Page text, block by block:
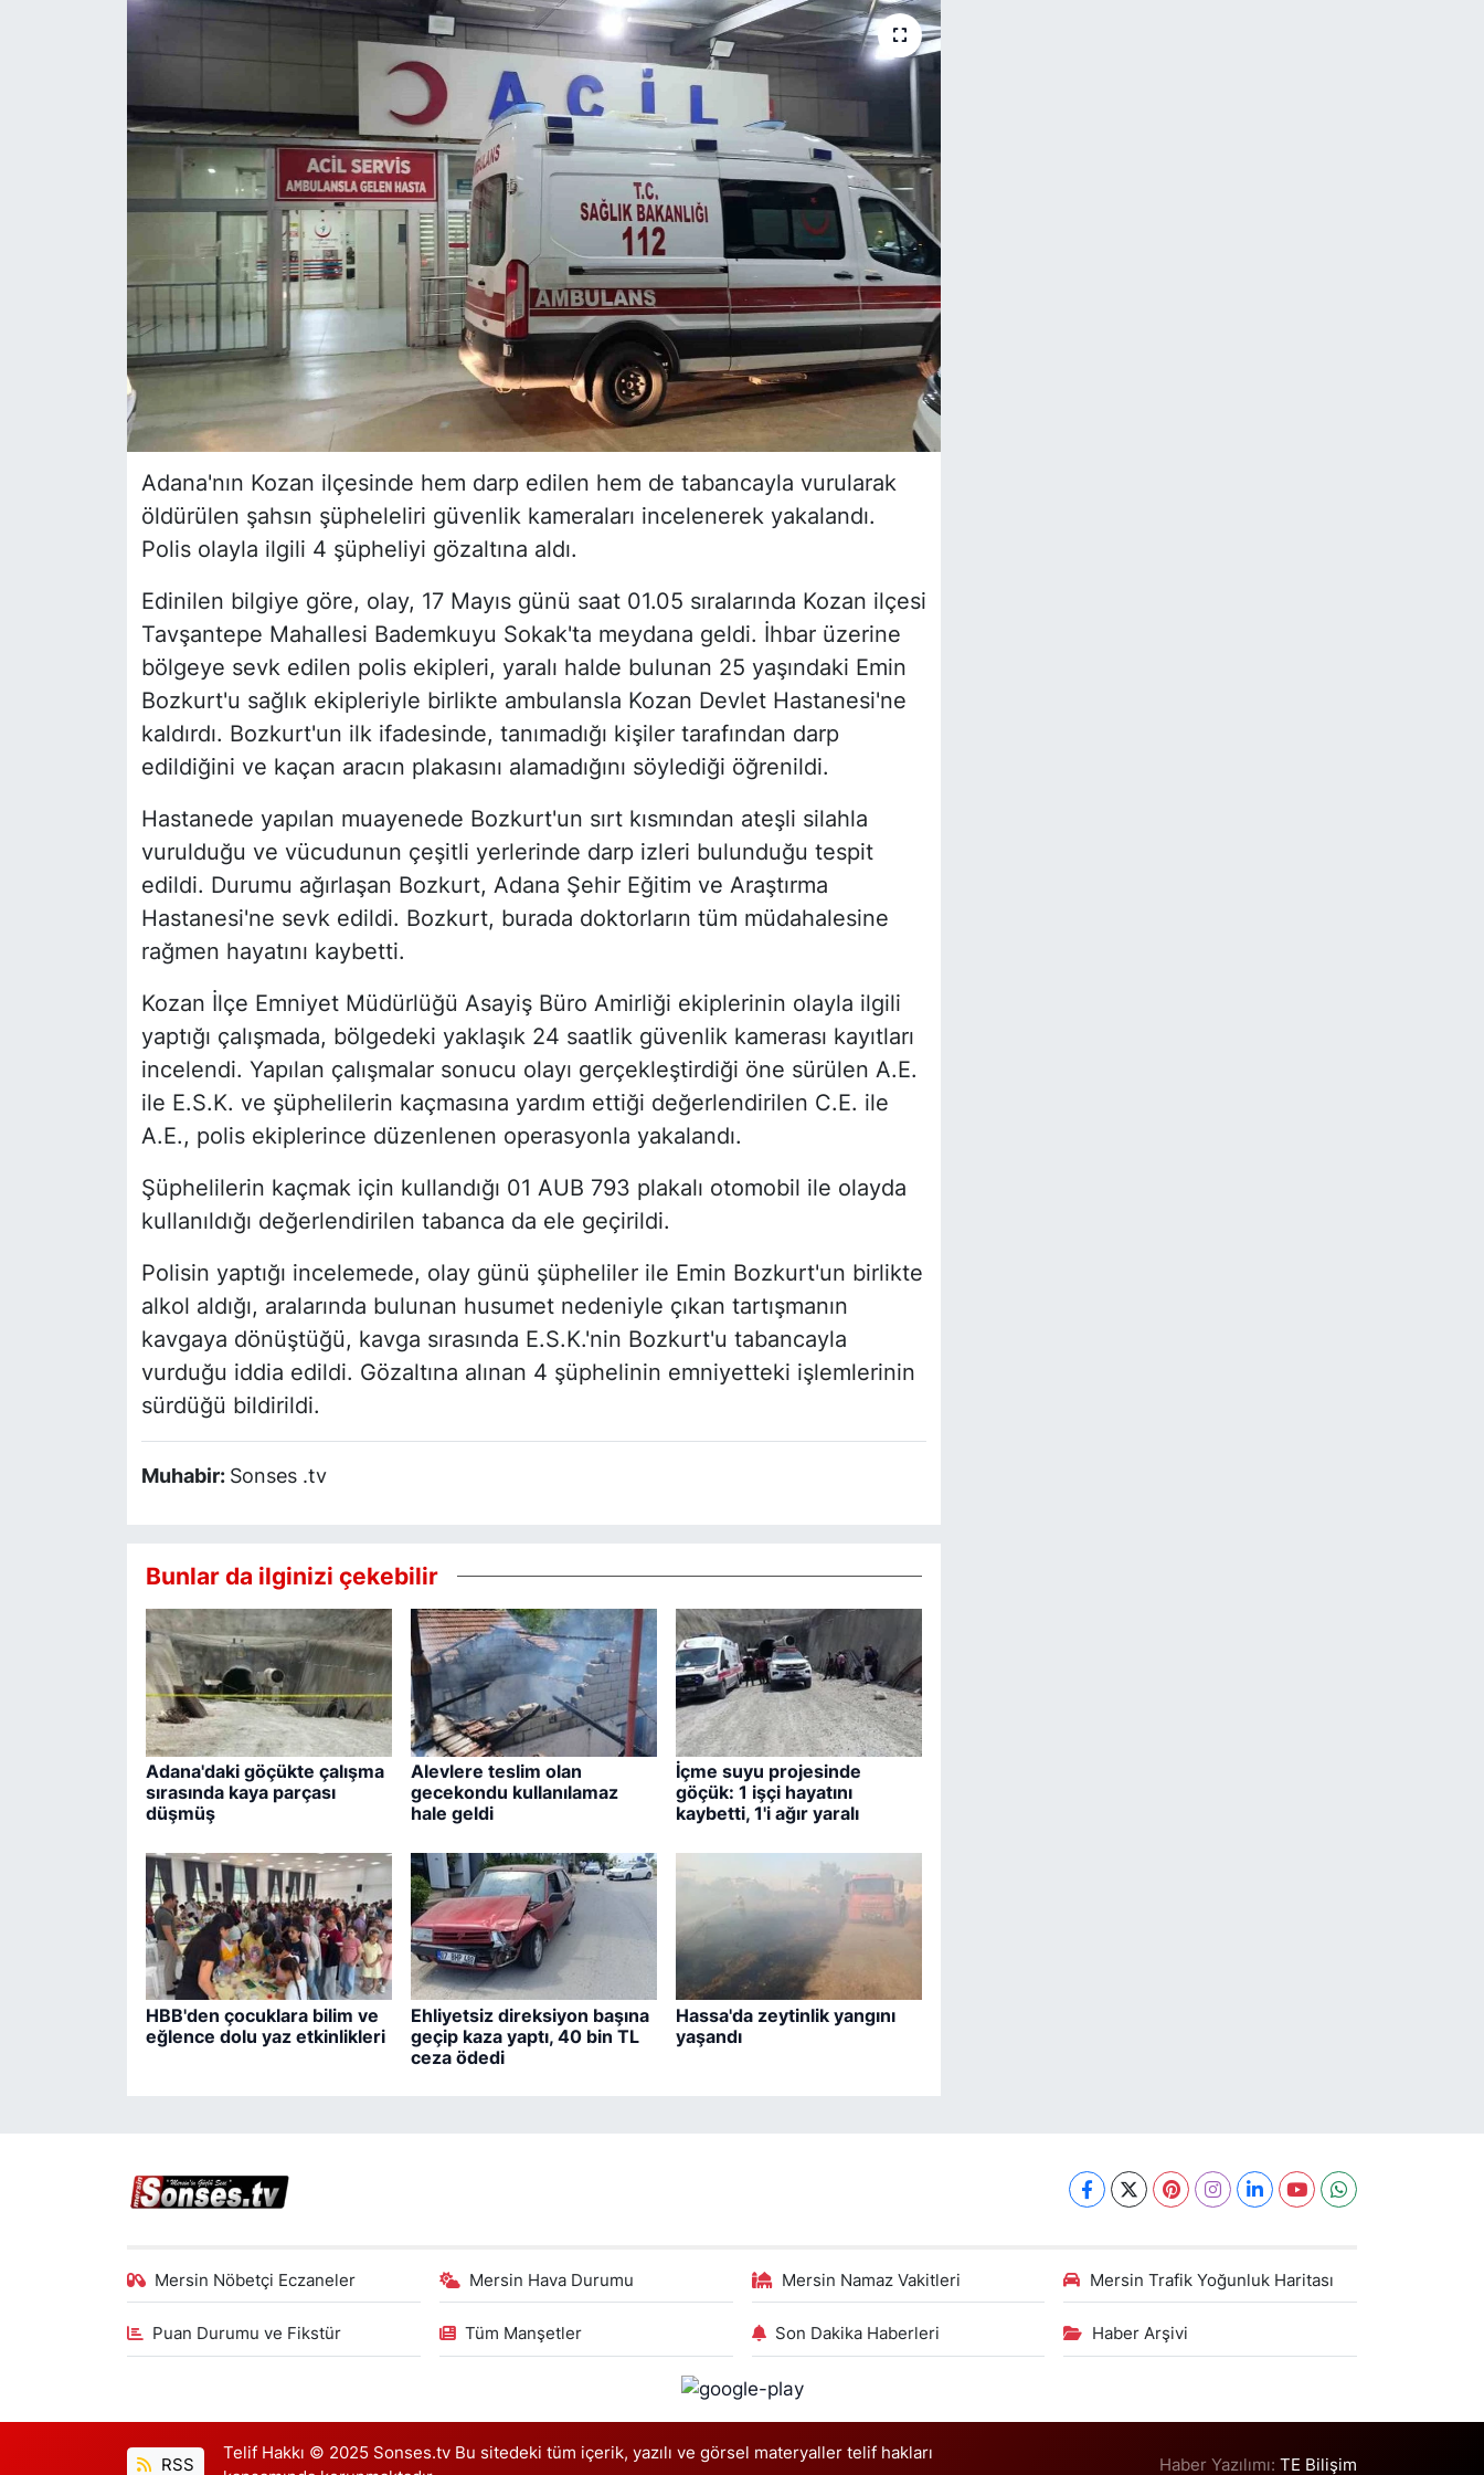
Adana'nın Kozan ilçesinde hem darp edilen hem de tabancayla vurularak
öldürülen şahsın şüpheleliri güvenlik kameraları incelenerek yakalandı.
Polis olayla ilgili 4 şüpheliyi gözaltına aldı.
Edinilen bilgiye göre, olay, 17 Mayıs günü saat 01.05 sıralarında Kozan ilçesi
Tavşantepe Mahallesi Bademkuyu Sokak'ta meydana geldi. İhbar üzerine
bölgeye sevk edilen polis ekipleri, yaralı halde bulunan 25 yaşındaki Emin
Bozkurt'u sağlık ekipleriyle birlikte ambulansla Kozan Devlet Hastanesi'ne
kaldırdı. Bozkurt'un ilk ifadesinde, tanımadığı kişiler tarafından darp
edildiğini ve kaçan aracın plakasını alamadığını söylediği öğrenildi.
Hastanede yapılan muayenede Bozkurt'un sırt kısmından ateşli silahla
vurulduğu ve vücudunun çeşitli yerlerinde darp izleri bulunduğu tespit
edildi. Durumu ağırlaşan Bozkurt, Adana Şehir Eğitim ve Araştırma
Hastanesi'ne sevk edildi. Bozkurt, burada doktorların tüm müdahalesine
rağmen hayatını kaybetti.
Kozan İlçe Emniyet Müdürlüğü Asayiş Büro Amirliği ekiplerinin olayla ilgili
yaptığı çalışmada, bölgedeki yaklaşık 24 saatlik güvenlik kamerası kayıtları
incelendi. Yapılan çalışmalar sonucu olayı gerçekleştirdiği öne sürülen A.E.
ile E.S.K. ve şüphelilerin kaçmasına yardım ettiği değerlendirilen C.E. ile
A.E., polis ekiplerince düzenlenen operasyonla yakalandı.
Şüphelilerin kaçmak için kullandığı 01 AUB 793 plakalı otomobil ile olayda
kullanıldığı değerlendirilen tabanca da ele geçirildi.
Polisin yaptığı incelemede, olay günü şüpheliler ile Emin Bozkurt'un birlikte
alkol aldığı, aralarında bulunan husumet nedeniyle çıkan tartışmanın
kavgaya dönüştüğü, kavga sırasında E.S.K.'nin Bozkurt'u tabancayla
vurduğu iddia edildi. Gözaltına alınan 4 şüphelinin emniyetteki işlemlerinin
sürdüğü bildirildi.
Muhabir: Sonses .tv
Bunlar da ilginizi çekebilir
Adana'daki göçükte çalışma
sırasında kaya parçası
düşmüş
Alevlere teslim olan
gecekondu kullanılamaz
hale geldi
İçme suyu projesinde
göçük: 1 işçi hayatını
kaybetti, 1'i ağır yaralı
HBB'den çocuklara bilim ve
eğlence dolu yaz etkinlikleri
Ehliyetsiz direksiyon başına
geçip kaza yaptı, 40 bin TL
ceza ödedi
Hassa'da zeytinlik yangını
yaşandı
Mersin Nöbetçi Eczaneler Mersin Hava Durumu Mersin Namaz Vakitleri Mersin Trafik Yoğunluk Haritası
Puan Durumu ve Fikstür Tüm Manşetler Son Dakika Haberleri Haber Arşivi
RSS
Telif Hakkı © 2025 Sonses.tv Bu sitedeki tüm içerik, yazılı ve görsel materyaller telif hakları
Haber Yazılımı:TE Bilişim
Haberde insan
Tanıtım